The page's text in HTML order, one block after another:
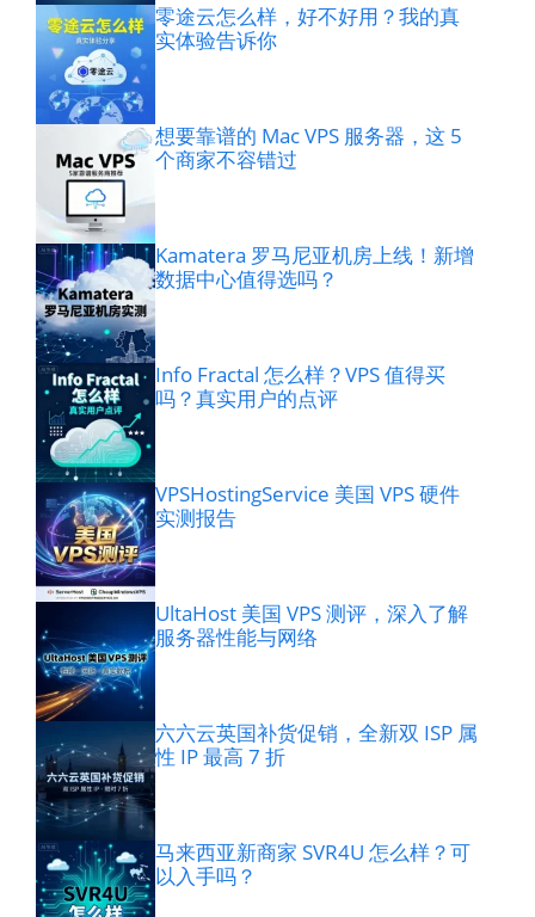
零途云怎么样，好不好用？我的真
实体验告诉你
想要靠谱的 Mac VPS 服务器，这 5
个商家不容错过
Kamatera 罗马尼亚机房上线！新增
数据中心值得选吗？
Info Fractal 怎么样？VPS 值得买
吗？真实用户的点评
VPSHostingService 美国 VPS 硬件
实测报告
UltaHost 美国 VPS 测评，深入了解
服务器性能与网络
六六云英国补货促销，全新双 ISP 属
性 IP 最高 7 折
马来西亚新商家 SVR4U 怎么样？可
以入手吗？